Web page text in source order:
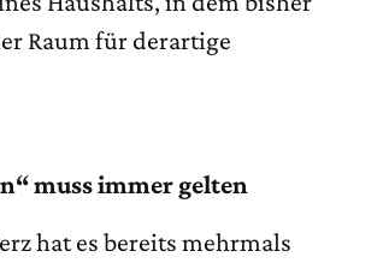
Raum für derartige
muss immer gelten
hat es bereits mehrmals